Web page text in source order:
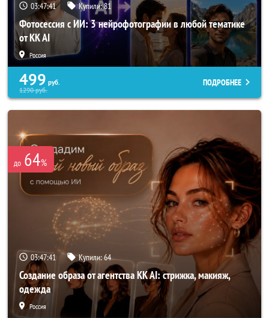
03:47:40 Купили:81
Фотосессия с ИИ: 3 нейрофотографии в любой тематике
от KK AI
Россия
499 руб.
1290руб.
ПОДРОБНЕЕ
до 64%
03:47:40 Купили:64
Создание образа от агентства KK AI: стрижка, макияж,
одежда
Россия